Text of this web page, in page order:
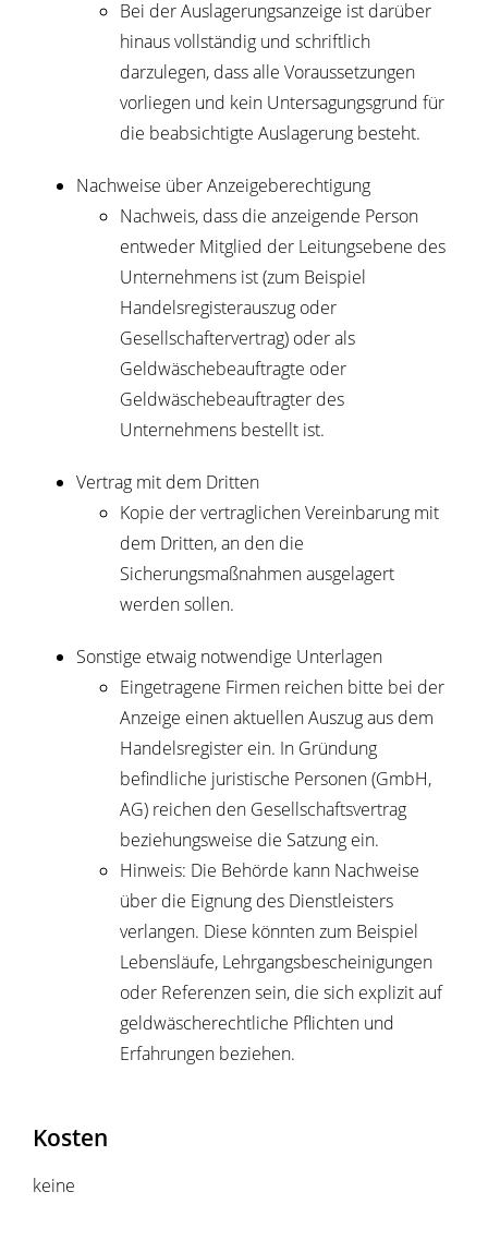
Bei der Auslagerungsanzeige ist darüber
hinaus vollständig und schriftlich
darzulegen, dass alle Voraussetzungen
vorliegen und kein Untersagungsgrund für
die beabsichtigte Auslagerung besteht.
Nachweise über Anzeigeberechtigung
Nachweis, dass die anzeigende Person
entweder Mitglied der Leitungsebene des
Unternehmens ist (zum Beispiel
Handelsregisterauszug oder
Gesellschaftervertrag) oder als
Geldwäschebeauftragte oder
Geldwäschebeauftragter des
Unternehmens bestellt ist.
Vertrag mit dem Dritten
Kopie der vertraglichen Vereinbarung mit
dem Dritten, an den die
Sicherungsmaßnahmen ausgelagert
werden sollen.
Sonstige etwaig notwendige Unterlagen
Eingetragene Firmen reichen bitte bei der
Anzeige einen aktuellen Auszug aus dem
Handelsregister ein. In Gründung
befindliche juristische Personen (GmbH,
AG) reichen den Gesellschaftsvertrag
beziehungsweise die Satzung ein.
Hinweis: Die Behörde kann Nachweise
über die Eignung des Dienstleisters
verlangen. Diese könnten zum Beispiel
Lebensläufe, Lehrgangsbescheinigungen
oder Referenzen sein, die sich explizit auf
geldwäscherechtliche Pflichten und
Erfahrungen beziehen.
Kosten
keine